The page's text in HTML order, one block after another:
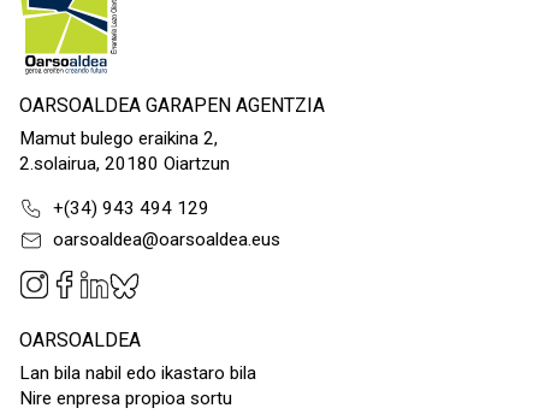
OARSOALDEA GARAPEN AGENTZIA
Mamut bulego eraikina 2,
2.solairua, 20180 Oiartzun
+(34) 943 494 129
oarsoaldea@oarsoaldea.eus
OARSOALDEA
Lan bila nabil edo ikastaro bila
Nire enpresa propioa sortu